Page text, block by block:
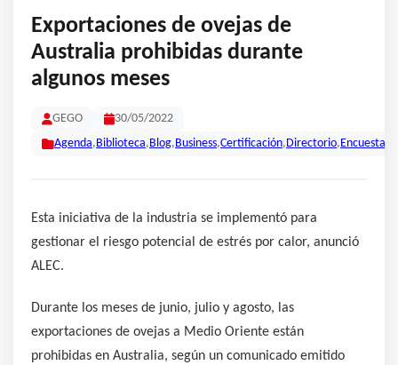
Exportaciones de ovejas de
Australia prohibidas durante
algunos meses
GEGO 30/05/2022
Agenda, Biblioteca, Blog, Business,Certificación, Directorio, Encuestas
Esta iniciativa de la industria se implementó para
gestionar el riesgo potencial de estrés por calor, anunció
ALEC.
Durante los meses de junio, julio y agosto, las
exportaciones de ovejas a Medio Oriente están
prohibidas en Australia, según un comunicado emitido